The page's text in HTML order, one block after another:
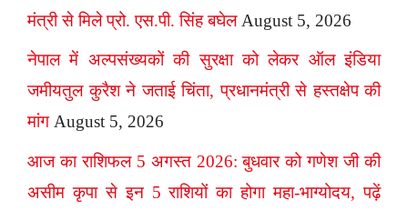
मंत्री से मिले प्रो. एस.पी. सिंह बघेल August 5, 2026
नेपाल में अल्पसंख्यकों की सुरक्षा को लेकर ऑल इंडिया
जमीयतुल कुरैश ने जताई चिंता, प्रधानमंत्री से हस्तक्षेप की
मांग August 5, 2026
आज का राशिफल 5 अगस्त 2026: बुधवार को गणेश जी की
असीम कृपा से इन 5 राशियों का होगा महा-भाग्योदय, पढ़ें